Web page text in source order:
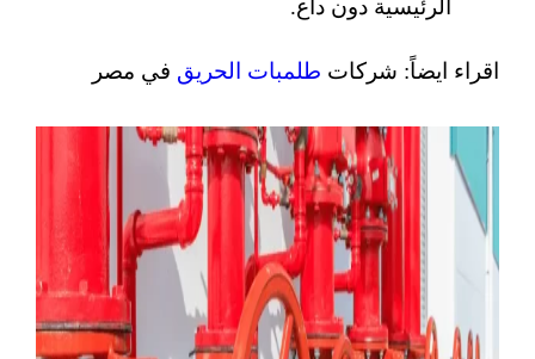
الرئيسية دون داع.
اقراء ايضاً: شركات طلمبات الحريق في مصر